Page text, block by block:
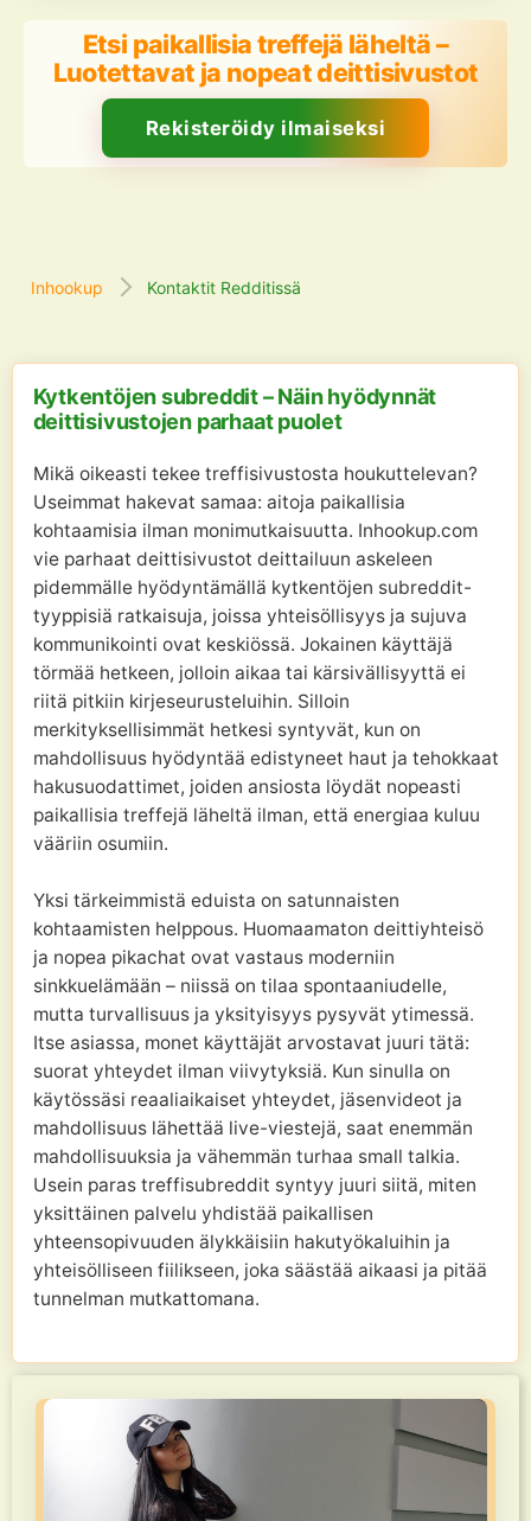
Etsi paikallisia treffejä läheltä –
Luotettavat ja nopeat deittisivustot
Rekisteröidy ilmaiseksi
Inhookup Kontaktit Redditissä
Kytkentöjen subreddit – Näin hyödynnät
deittisivustojen parhaat puolet
Mikä oikeasti tekee treffisivustosta houkuttelevan?
Useimmat hakevat samaa: aitoja paikallisia
kohtaamisia ilman monimutkaisuutta. Inhookup.com
vie parhaat deittisivustot deittailuun askeleen
pidemmälle hyödyntämällä kytkentöjen subreddit-
tyyppisiä ratkaisuja, joissa yhteisöllisyys ja sujuva
kommunikointi ovat keskiössä. Jokainen käyttäjä
törmää hetkeen, jolloin aikaa tai kärsivällisyyttä ei
riitä pitkiin kirjeseurusteluihin. Silloin
merkityksellisimmät hetkesi syntyvät, kun on
mahdollisuus hyödyntää edistyneet haut ja tehokkaat
hakusuodattimet, joiden ansiosta löydät nopeasti
paikallisia treffejä läheltä ilman, että energiaa kuluu
vääriin osumiin.
Yksi tärkeimmistä eduista on satunnaisten
kohtaamisten helppous. Huomaamaton deittiyhteisö
ja nopea pikachat ovat vastaus moderniin
sinkkuelämään – niissä on tilaa spontaaniudelle,
mutta turvallisuus ja yksityisyys pysyvät ytimessä.
Itse asiassa, monet käyttäjät arvostavat juuri tätä:
suorat yhteydet ilman viivytyksiä. Kun sinulla on
käytössäsi reaaliaikaiset yhteydet, jäsenvideot ja
mahdollisuus lähettää live-viestejä, saat enemmän
mahdollisuuksia ja vähemmän turhaa small talkia.
Usein paras treffisubreddit syntyy juuri siitä, miten
yksittäinen palvelu yhdistää paikallisen
yhteensopivuuden älykkäisiin hakutyökaluihin ja
yhteisölliseen fiilikseen, joka säästää aikaasi ja pitää
tunnelman mutkattomana.